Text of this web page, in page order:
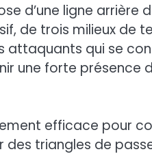
d’une ligne arrière
de trois milieux de
attaquants qui se
une forte présence
efficace pour
triangles de